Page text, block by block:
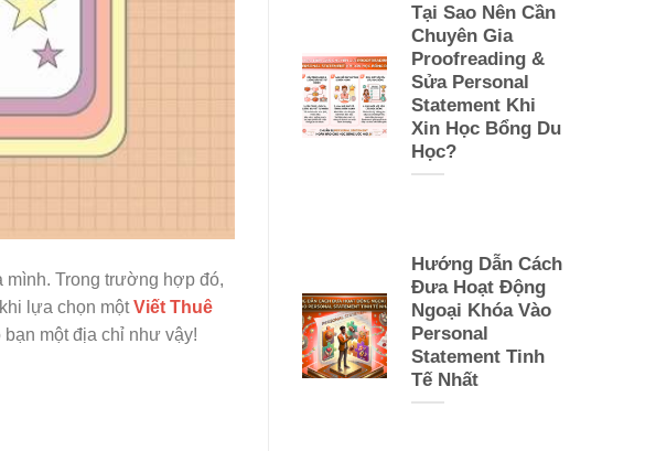
mình. Trong trường hợp đó,
lựa chọn mộtViết Thuê
một địa chỉ như vậy!
Tại Sao Nên Cần
Chuyên Gia
Proofreading &
Sửa Personal
Statement Khi
Xin Học Bổng Du
Học?
Hướng Dẫn Cách
Đưa Hoạt Động
Ngoại Khóa Vào
Personal
Statement Tinh
Tế Nhất